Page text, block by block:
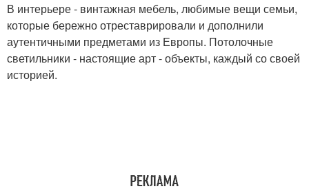
В интерьере - винтажная мебель, любимые вещи семьи,
которые бережно отреставрировали и дополнили
аутентичными предметами из Европы. Потолочные
светильники - настоящие арт - объекты, каждый со своей
историей.